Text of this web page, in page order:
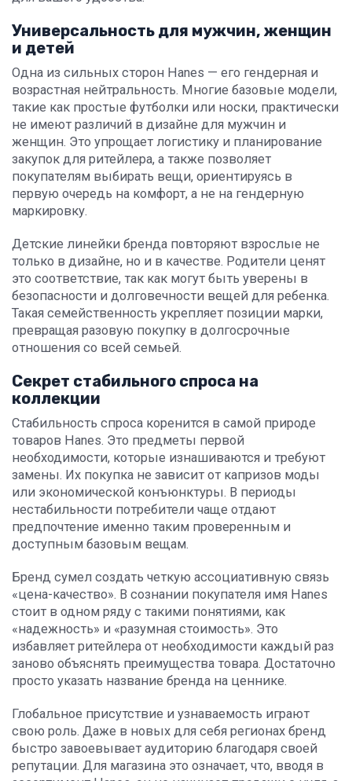
Универсальность для мужчин, женщин
и детей
Одна из сильных сторон Hanes — его гендерная и
возрастная нейтральность. Многие базовые модели,
такие как простые футболки или носки, практически
не имеют различий в дизайне для мужчин и
женщин. Это упрощает логистику и планирование
закупок для ритейлера, а также позволяет
покупателям выбирать вещи, ориентируясь в
первую очередь на комфорт, а не на гендерную
маркировку.
Детские линейки бренда повторяют взрослые не
только в дизайне, но и в качестве. Родители ценят
это соответствие, так как могут быть уверены в
безопасности и долговечности вещей для ребенка.
Такая семейственность укрепляет позиции марки,
превращая разовую покупку в долгосрочные
отношения со всей семьей.
Секрет стабильного спроса на
коллекции
Стабильность спроса коренится в самой природе
товаров Hanes. Это предметы первой
необходимости, которые изнашиваются и требуют
замены. Их покупка не зависит от капризов моды
или экономической конъюнктуры. В периоды
нестабильности потребители чаще отдают
предпочтение именно таким проверенным и
доступным базовым вещам.
Бренд сумел создать четкую ассоциативную связь
«цена-качество». В сознании покупателя имя Hanes
стоит в одном ряду с такими понятиями, как
«надежность» и «разумная стоимость». Это
избавляет ритейлера от необходимости каждый раз
заново объяснять преимущества товара. Достаточно
просто указать название бренда на ценнике.
Глобальное присутствие и узнаваемость играют
свою роль. Даже в новых для себя регионах бренд
быстро завоевывает аудиторию благодаря своей
репутации. Для магазина это означает, что, вводя в